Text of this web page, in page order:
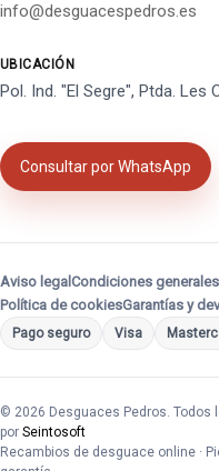
info@desguacespedros.es
UBICACIÓN
Pol. Ind. "El Segre", Ptda. Les
Consultar por WhatsApp
Aviso legal Condiciones generales
Política de cookiesGarantías y
Pago seguro Visa
© 2026 Desguaces Pedros.
por Seintosoft
Recambios de desguace online ·